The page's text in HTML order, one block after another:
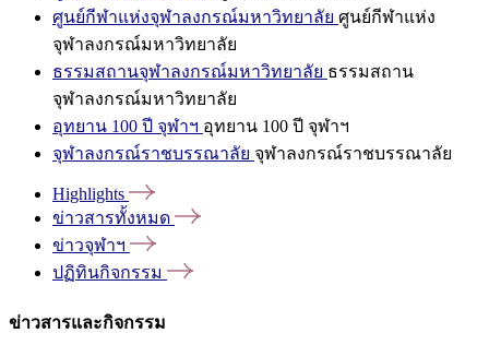
ศูนย์กีฬาแห่งจุฬาลงกรณ์มหาวิทยาลัย ศูนย์กีฬาแห่ง
จุฬาลงกรณ์มหาวิทยาลัย
ธรรมสถานจุฬาลงกรณ์มหาวิทยาลัย ธรรมสถาน
จุฬาลงกรณ์มหาวิทยาลัย
อุทยาน 100 ปี จุฬาฯ อุทยาน 100 ปี จุฬาฯ
จุฬาลงกรณ์ราชบรรณาลัย จุฬาลงกรณ์ราชบรรณาลัย
Highlights
ข่าวสารทั้งหมด
ข่าวจุฬาฯ
ปฏิทินกิจกรรม
ข่าวสารและกิจกรรม